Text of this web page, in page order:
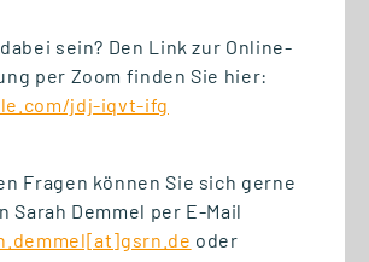
2026
Innovation
sein? Den Link zur Online-
per Zoom finden Sie hier:
jdj-iqvt-ifg
Fragen können Sie sich gerne
Sarah Demmel per E-Mail
oder